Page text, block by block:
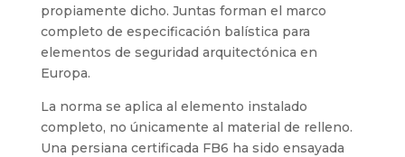
propiamente dicho. Juntas forman el marco
completo de especificación balística para
elementos de seguridad arquitectónica en
Europa.
La norma se aplica al elemento instalado
completo, no únicamente al material de relleno.
Una persiana certificada FB6 ha sido ensayada